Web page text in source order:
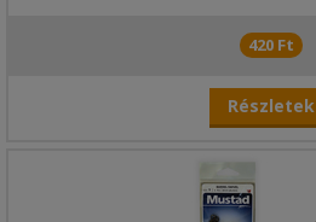
420 Ft
Részletek